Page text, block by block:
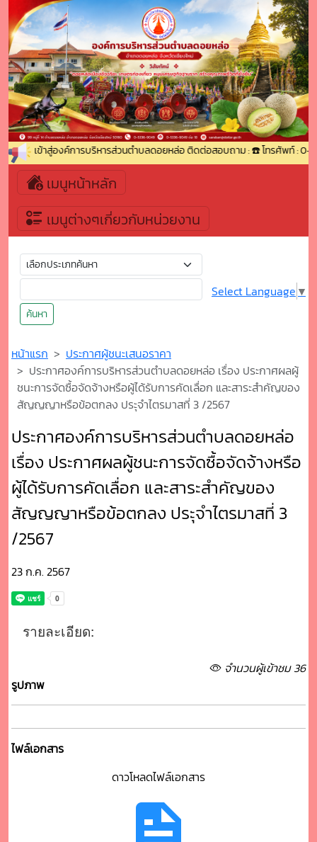
นรับเข้าสู่องค์การบริหารส่วนตำบลดอยหล่อ ติดต่อสอบถาม : ☎️ โทรศัพท์ : 0-
เมนูหน้าหลัก
เมนูต่างๆเกี่ยวกับหน่วยงาน
ค้นหา
Select Language ▼
หน้าแรก
ประกาศผู้ชนะเสนอราคา
ประกาศองค์การบริหารส่วนตำบลดอยหล่อ เรื่อง ประกาศผลผู้
ชนะการจัดซื้อจัดจ้างหรือผู้ได้รับการคัดเลื่อก และสาระสำคัญของ
สัญญญาหรือข้อตกลง ประุจำไตรมาสที่ 3 /2567
ประกาศองค์การบริหารส่วนตำบลดอยหล่อ
เรื่อง ประกาศผลผู้ชนะการจัดซื้อจัดจ้างหรือ
ผู้ได้รับการคัดเลื่อก และสาระสำคัญของ
สัญญญาหรือข้อตกลง ประุจำไตรมาสที่ 3
/2567
23 ก.ค. 2567
รายละเอียด:
จำนวนผู้เข้าชม 36
รูปภาพ
ไฟล์เอกสาร
ดาวโหลดไฟล์เอกสาร